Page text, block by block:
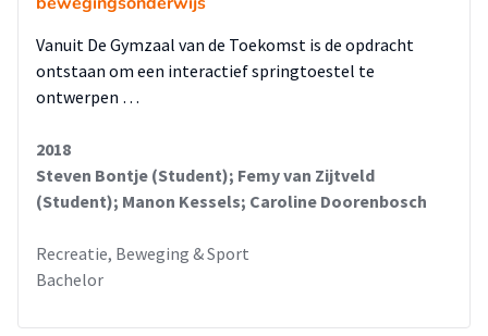
Vanuit De Gymzaal van de Toekomst is de opdracht
ontstaan om een interactief springtoestel te
ontwerpen …
2018
Steven Bontje (Student); Femy van Zijtveld
(Student); Manon Kessels; Caroline Doorenbosch
Recreatie, Beweging & Sport
Bachelor